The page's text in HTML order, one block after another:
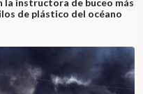
de plástico del océano